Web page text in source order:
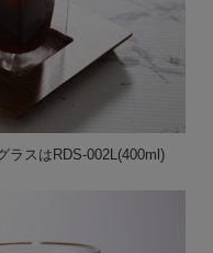
ラスはRDS-002L(400ml)